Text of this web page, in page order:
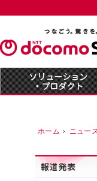
ホーム ニュー